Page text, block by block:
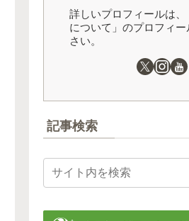
詳しいプロフィールは
について」のプロフィ
さい。
記事検索